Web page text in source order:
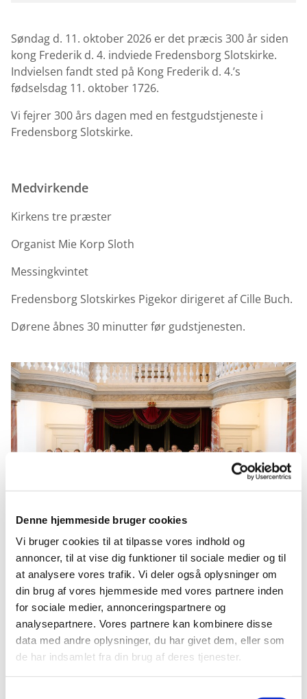
Denne hjemmeside bruger cookies
Vi bruger cookies til at tilpasse vores indhold og
annoncer, til at vise dig funktioner til sociale medier og til
at analysere vores trafik. Vi deler også oplysninger om
din brug af vores hjemmeside med vores partnere inden
for sociale medier, annonceringspartnere og
analysepartnere. Vores partnere kan kombinere disse
data med andre oplysninger, du har givet dem, eller som
de har indsamlet fra din brug af deres tjenester.
Søndag d. 11. oktober 2026 er det præcis 300 år siden
kong Frederik d. 4. indviede Fredensborg Slotskirke.
Indvielsen fandt sted på Kong Frederik d. 4.’s
fødselsdag 11. oktober 1726.
Vi fejrer 300 års dagen med en festgudstjeneste i
Fredensborg Slotskirke.
Medvirkende
Kirkens tre præster
Organist Mie Korp Sloth
Messingkvintet
Fredensborg Slotskirkes Pigekor dirigeret af Cille Buch.
Dørene åbnes 30 minutter før gudstjenesten.
Se det fuldeJubilæumsprogramher.
Tak til ...
Arrangører: Fredensborg Bevaringsforening og